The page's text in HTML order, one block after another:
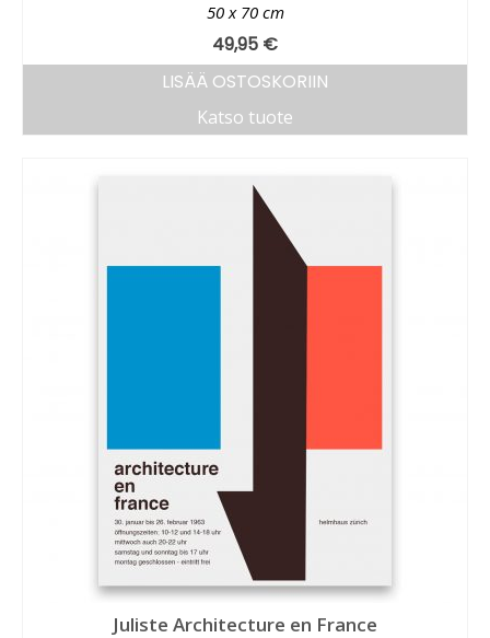
50 x 70 cm
49,95 €
LISÄÄ OSTOSKORIIN
Katso tuote
Juliste Architecture en France